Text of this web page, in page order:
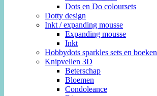
Dots en Do coloursets
Dotty design
Inkt / expanding mousse
Expanding mousse
Inkt
Hobbydots sparkles sets en boeken
Knipvellen 3D
Beterschap
Bloemen
Condoleance